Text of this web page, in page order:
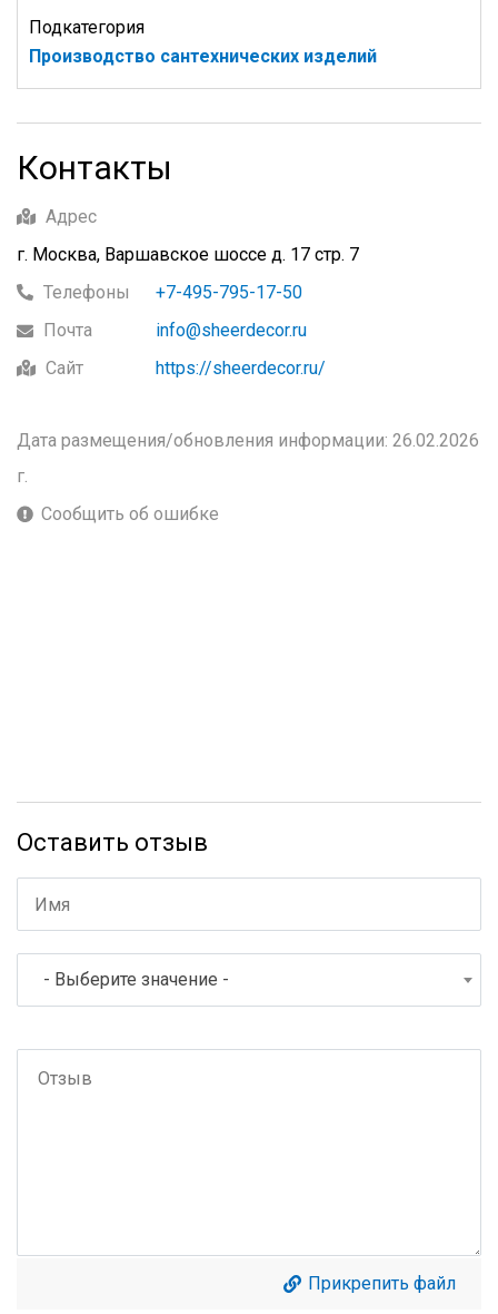
Подкатегория
Производство сантехнических изделий
Контакты
Адрес
г. Москва, Варшавское шоссе д. 17 стр. 7
Телефоны
+7-495-795-17-50
Почта
info@sheerdecor.ru
Сайт
https://sheerdecor.ru/
Дата размещения/обновления информации: 26.02.2026
г.
Сообщить об ошибке
Оставить отзыв
- Выберите значение -
Прикрепить файл